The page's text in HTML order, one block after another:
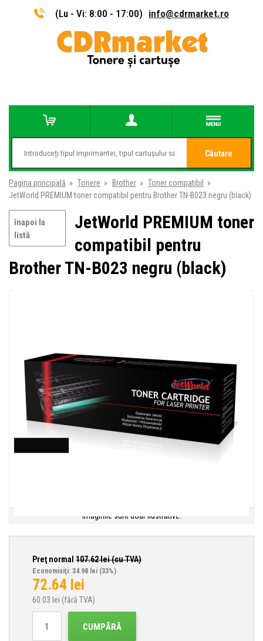
(Lu - Vi: 8:00 - 17:00) info@cdrmarket.ro
Căutare
Pagina principală » Tonere » Brother » Toner compatibil
»
JetWorld PREMIUM toner compatibil pentru Brother TN-B023 negru (black)
înapoi la
listă
JetWorld PREMIUM toner
compatibil pentru
Brother TN-B023 negru (black)
Imaginile sunt doar ilustrative.
Preţ normal 107.62lei (cu TVA)
Economisiţi: 34.98 lei (33%)
72.64 lei
60.03 lei (fără TVA)
CUMPĂRĂ